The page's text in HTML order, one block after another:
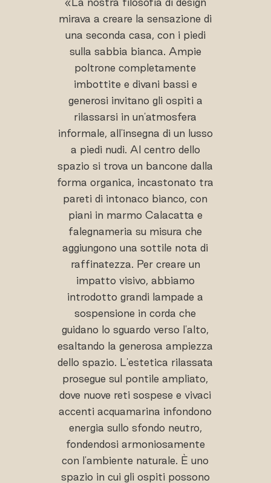
mirava a creare la sensazione di
una seconda casa, con i piedi
sulla sabbia bianca. Ampie
poltrone completamente
imbottite e divani bassi e
generosi invitano gli ospiti a
rilassarsi in un'atmosfera
informale, all'insegna di un lusso
a piedi nudi. Al centro dello
spazio si trova un bancone dalla
forma organica, incastonato tra
pareti di intonaco bianco, con
piani in marmo Calacatta e
falegnameria su misura che
aggiungono una sottile nota di
raffinatezza. Per creare un
impatto visivo, abbiamo
introdotto grandi lampade a
sospensione in corda che
guidano lo sguardo verso l'alto,
esaltando la generosa ampiezza
dello spazio. L'estetica rilassata
prosegue sul pontile ampliato,
dove nuove reti sospese e vivaci
accenti acquamarina infondono
energia sullo sfondo neutro,
fondendosi armoniosamente
con l'ambiente naturale. È uno
spazio in cui gli ospiti possono